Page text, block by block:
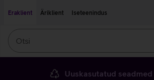
Eraklient
Äriklient Iseteenindus
Uuskasutatud seadmed